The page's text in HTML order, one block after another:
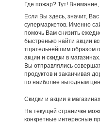
Где пожар? Тут!
Если Вы здесь, значит,
супермаркетов. Именно
помочь Вам снизить
быстренько найти акции
тщательнейшим образом
акции и скидки в
Вы отправлялись
продуктов и заканчивая
по наиболее выгодным
Скидки и акции в
На текущей страничке
конкретные интересные